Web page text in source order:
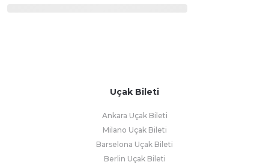
Uçak Bileti
Ankara Uçak Bileti
Milano Uçak Bileti
Barselona Uçak Bileti
Berlin Uçak Bileti